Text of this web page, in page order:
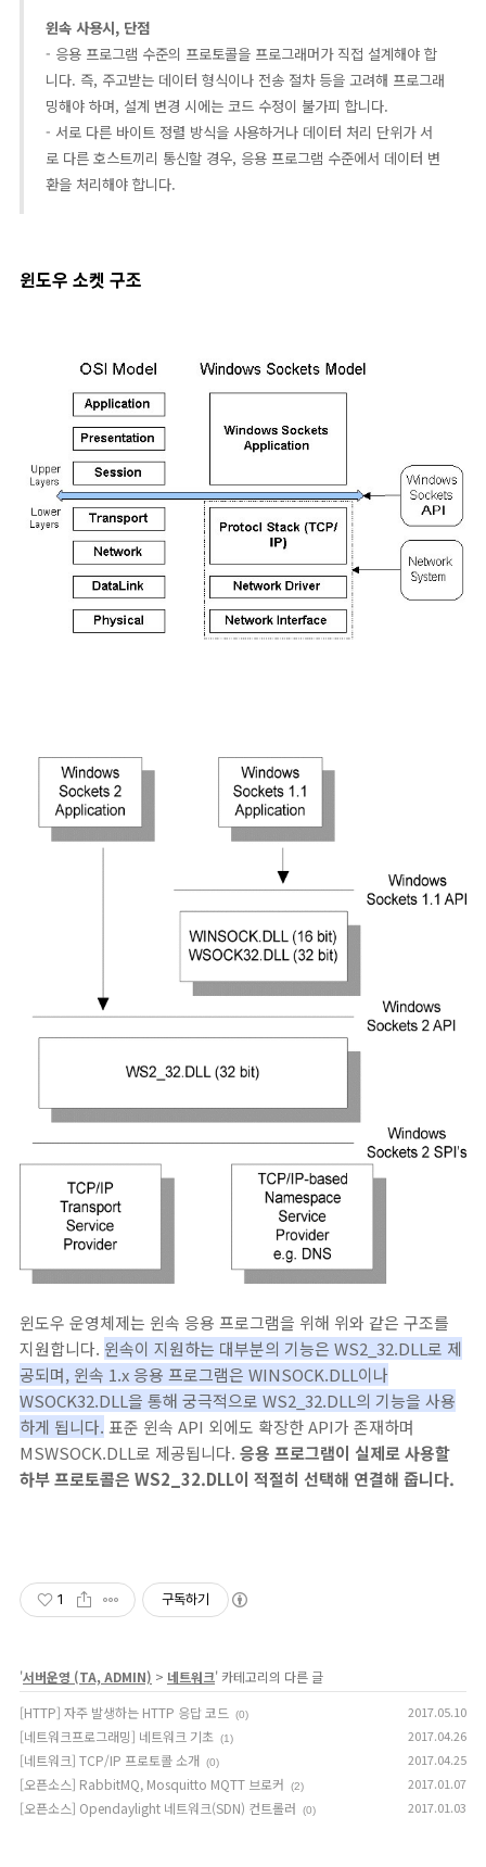
윈속 사용시, 단점
- 응용 프로그램 수준의 프로토콜을 프로그래머가 직접 설계해야 합
니다. 즉, 주고받는 데이터 형식이나 전송 절차 등을 고려해 프로그래
밍해야 하며, 설계 변경 시에는 코드 수정이 불가피 합니다.
- 서로 다른 바이트 정렬 방식을 사용하거나 데이터 처리 단위가 서
로 다른 호스트끼리 통신할 경우, 응용 프로그램 수준에서 데이터 변
환을 처리해야 합니다.
윈도우 소켓 구조
윈도우 운영체제는 윈속 응용 프로그램을 위해 위와 같은 구조를
지원합니다. 윈속이 지원하는 대부분의 기능은 WS2_32.DLL로 제
공되며, 윈속 1.x 응용 프로그램은 WINSOCK.DLL이나
WSOCK32.DLL을 통해 궁극적으로 WS2_32.DLL의 기능을 사용
하게 됩니다. 표준 윈속 API 외에도 확장한 API가 존재하며
MSWSOCK.DLL로 제공됩니다. 응용 프로그램이 실제로 사용할
하부 프로토콜은 WS2_32.DLL이 적절히 선택해 연결해 줍니다.
1 구독하기
'서버운영 (TA, ADMIN) > 네트워크' 카테고리의 다른 글
[HTTP] 자주 발생하는 HTTP 응답 코드
(0) 2017.05.10
[네트워크프로그래밍] 네트워크 기초 (1) 2017.04.26
[네트워크] TCP/IP 프로토콜 소개 (0) 2017.04.25
[오픈소스] RabbitMQ, Mosquitto MQTT 브로커 (2) 2017.01.07
[오픈소스] Opendaylight 네트워크(SDN) 컨트롤러 (0) 2017.01.03